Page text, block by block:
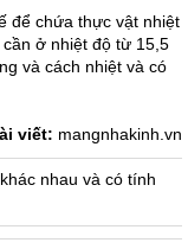
để chứa thực vật nhiệt
ở nhiệt độ từ 15,5
và cách nhiệt và có
viết: mangnhakinh.vn
nhau và có tính